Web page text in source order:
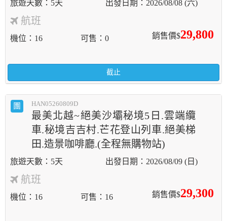
5天 2026/08/08 (六)
航班
銷售價$29,800
機位 16 可售 0
截止
團 HAN05260809D
最美北越~絕美沙壩秘境5日.雲端纜
車.秘境吉吉村.芒花登山列車.絕美梯
田.造景咖啡廳.(全程無購物站)
5天 2026/08/09 (日)
航班
銷售價$29,300
機位 16 可售 16